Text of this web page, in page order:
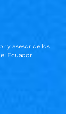
y asesor de los
Ecuador.